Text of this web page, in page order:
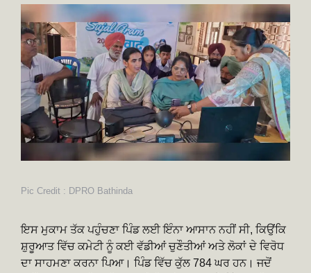
Pic Credit : DPRO Bathinda
ਇਸ ਮੁਕਾਮ ਤੱਕ ਪਹੁੰਚਣਾ ਪਿੰਡ ਲਈ ਇੰਨਾ ਆਸਾਨ ਨਹੀਂ ਸੀ, ਕਿਉਂਕਿ
ਸ਼ੁਰੂਆਤ ਵਿੱਚ ਕਮੇਟੀ ਨੂੰ ਕਈ ਵੱਡੀਆਂ ਚੁਣੌਤੀਆਂ ਅਤੇ ਲੋਕਾਂ ਦੇ ਵਿਰੋਧ
ਦਾ ਸਾਹਮਣਾ ਕਰਨਾ ਪਿਆ। ਪਿੰਡ ਵਿੱਚ ਕੁੱਲ 784 ਘਰ ਹਨ। ਜਦੋਂ